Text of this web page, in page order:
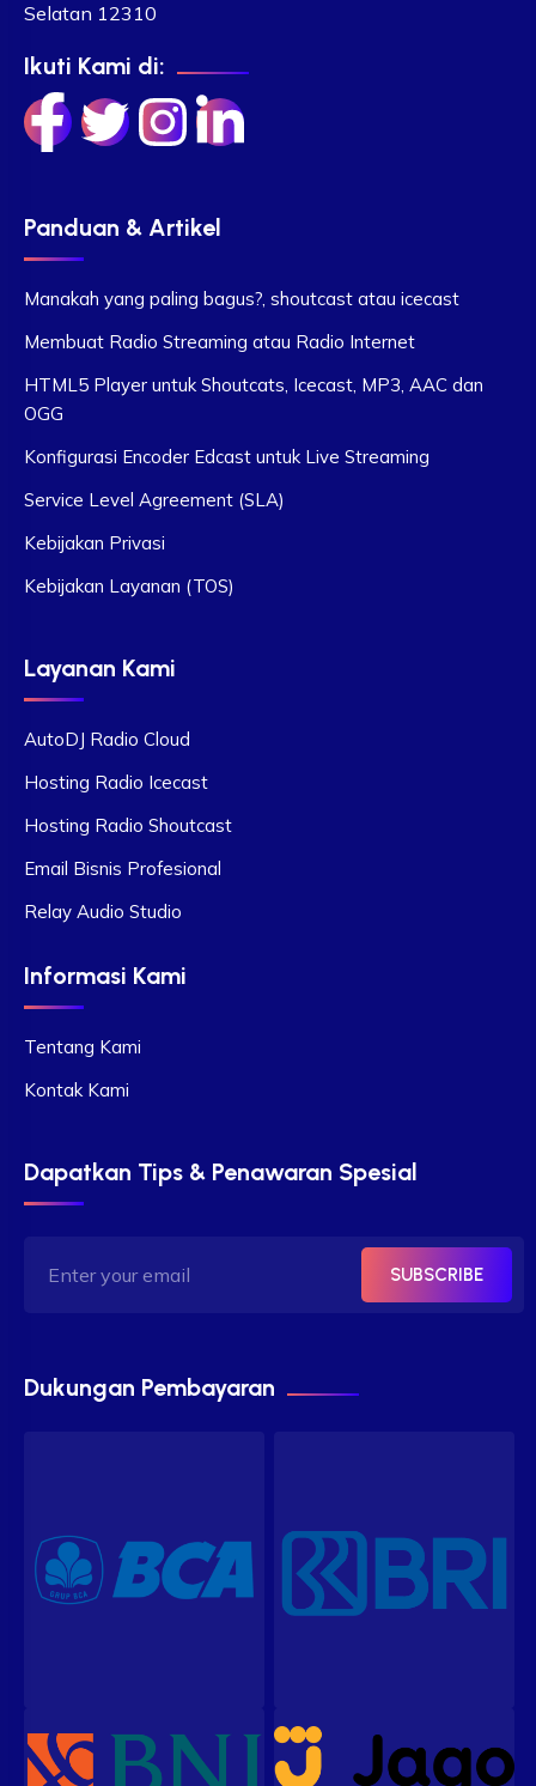
Selatan 12310
Ikuti Kami di:
Panduan & Artikel
Manakah yang paling bagus?, shoutcast atau icecast
Membuat Radio Streaming atau Radio Internet
HTML5 Player untuk Shoutcats, Icecast, MP3, AAC dan
OGG
Konfigurasi Encoder Edcast untuk Live Streaming
Service Level Agreement (SLA)
Kebijakan Privasi
Kebijakan Layanan (TOS)
Layanan Kami
AutoDJ Radio Cloud
Hosting Radio Icecast
Hosting Radio Shoutcast
Email Bisnis Profesional
Relay Audio Studio
Informasi Kami
Tentang Kami
Kontak Kami
Dapatkan Tips & Penawaran Spesial
SUBSCRIBE
Dukungan Pembayaran